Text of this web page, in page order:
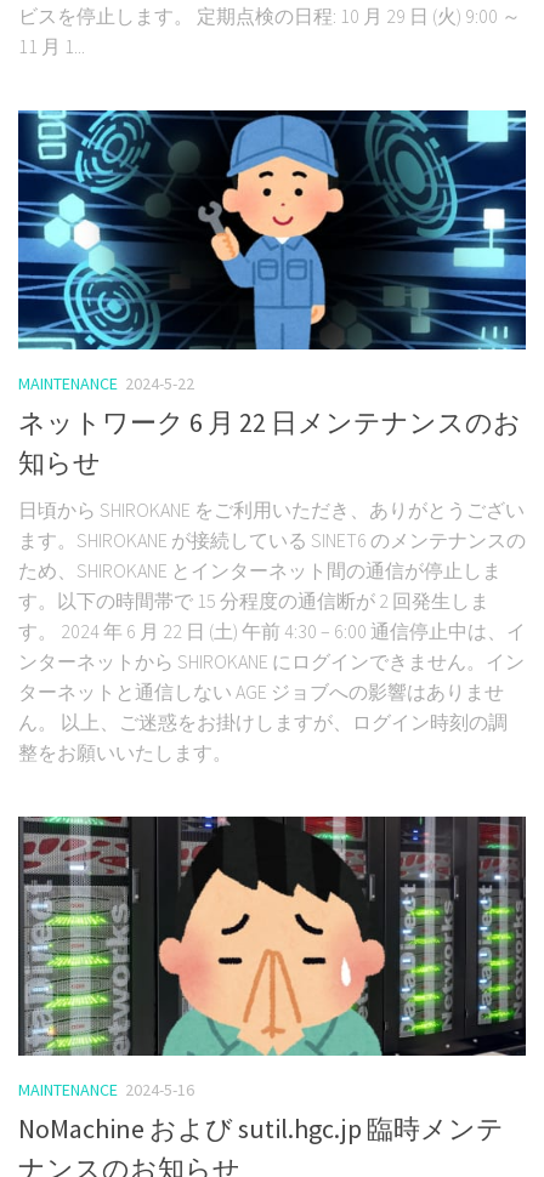
ビスを停止します。 定期点検の日程: 10 月 29 日 (火) 9:00 ～
11 月 1...
MAINTENANCE 2024-5-22
ネットワーク 6 月 22 日メンテナンスのお
知らせ
日頃から SHIROKANE をご利用いただき、ありがとうござい
ます。SHIROKANE が接続している SINET6 のメンテナンスの
ため、SHIROKANE とインターネット間の通信が停止しま
す。以下の時間帯で 15 分程度の通信断が 2 回発生しま
す。 2024 年 6 月 22 日 (土) 午前 4:30 – 6:00 通信停止中は、イ
ンターネットから SHIROKANE にログインできません。イン
ターネットと通信しない AGE ジョブへの影響はありませ
ん。 以上、ご迷惑をお掛けしますが、ログイン時刻の調
整をお願いいたします。
MAINTENANCE 2024-5-16
NoMachine および sutil.hgc.jp 臨時メンテ
ナンスのお知らせ